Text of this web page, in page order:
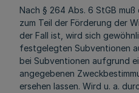
Nach § 264 Abs. 6 StGB
zum Teil der Förderung der
der Fall ist, wird sich
festgelegten Subventionen
bei Subventionen aufgrund
angegebenen
ersehen lassen. Wird u. a.